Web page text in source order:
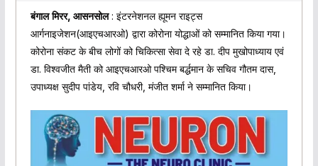
बंगाल मिरर, आसनसोल: इंटरनेशनल ह्यूमन राइट्स
आर्गनाइजेशन(आइएचआरओ) द्वारा कोरोना योद्धाओं को सम्मानित किया गया।
कोरोना संकट के बीच लोगों को चिकित्सा सेवा दे रहे डा. दीप मुखोपाध्याय एवं
डा. विश्वजीत मैती को आइएचआरओ पश्चिम बर्द्धमान के सचिव गौतम दास,
उपाध्यक्ष सुदीप पांडेय, रवि चौधरी, मंजीत शर्मा ने सम्मानित किया।